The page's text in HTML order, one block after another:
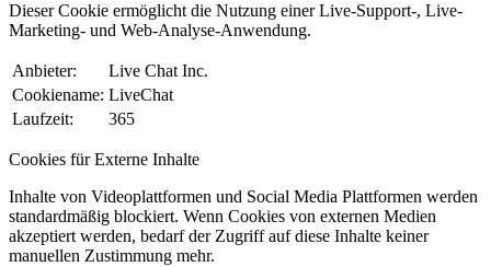
Dieser Cookie ermöglicht die Nutzung einer Live-Support-, Live-
Marketing- und Web-Analyse-Anwendung.
Anbieter:
Live Chat Inc.
Cookiename: LiveChat
Laufzeit:
365
Cookies für Externe Inhalte
Inhalte von Videoplattformen und Social Media Plattformen werden
standardmäßig blockiert. Wenn Cookies von externen Medien
akzeptiert werden, bedarf der Zugriff auf diese Inhalte keiner
manuellen Zustimmung mehr.